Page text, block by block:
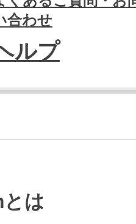
合わせ
ルプ
は